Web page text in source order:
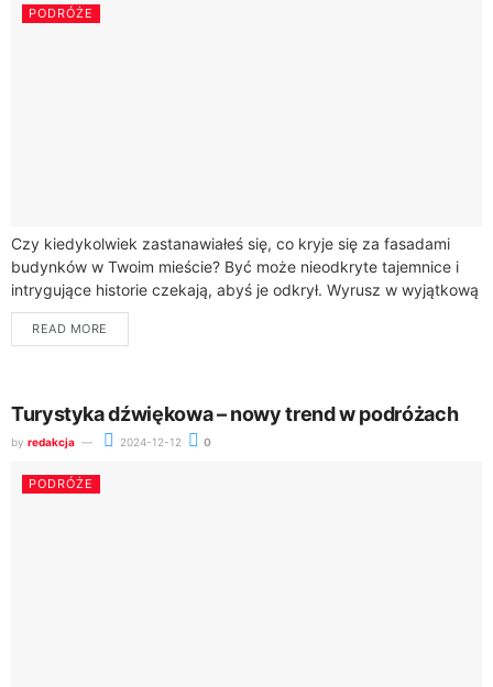
PODRÓŻE
Czy kiedykolwiek zastanawiałeś się, co kryje się za fasadami
budynków w Twoim mieście? Być może nieodkryte tajemnice i
intrygujące historie czekają, abyś je odkrył. Wyrusz w wyjątkową
podróż, aby poznać...
READ MORE
Turystyka dźwiękowa – nowy trend w podróżach
by redakcja 2024-12-12 0
PODRÓŻE